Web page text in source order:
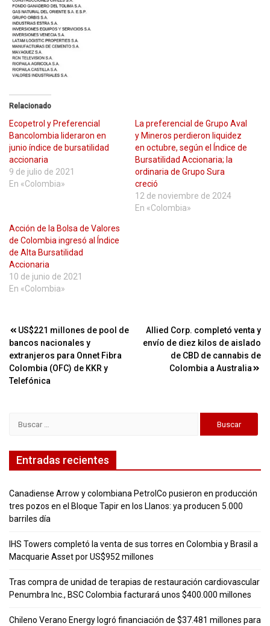
Relacionado
Ecopetrol y Preferencial
Bancolombia lideraron en
junio índice de bursatilidad
accionaria
9 de julio de 2021
En «Colombia»
La preferencial de Grupo Aval
y Mineros perdieron liquidez
en octubre, según el Índice de
Bursatilidad Accionaria; la
ordinaria de Grupo Sura
creció
12 de noviembre de 2024
En «Colombia»
Acción de la Bolsa de Valores
de Colombia ingresó al Índice
de Alta Bursatilidad
Accionaria
10 de junio de 2021
En «Colombia»
Navegación
de
entradas
US$221 millones de pool de
bancos nacionales y
extranjeros para Onnet Fibra
Colombia (OFC) de KKR y
Telefónica
Allied Corp. completó venta y
envío de diez kilos de aislado
de CBD de cannabis de
Colombia a Australia
Entradas recientes
Canadiense Arrow y colombiana PetrolCo pusieron en producción
tres pozos en el Bloque Tapir en los Llanos: ya producen 5.000
barriles día
IHS Towers completó la venta de sus torres en Colombia y Brasil a
Macquarie Asset por US$952 millones
Tras compra de unidad de terapias de restauración cardiovascular
Penumbra Inc., BSC Colombia facturará unos $400.000 millones
Chileno Verano Energy logró financiación de $37.481 millones para